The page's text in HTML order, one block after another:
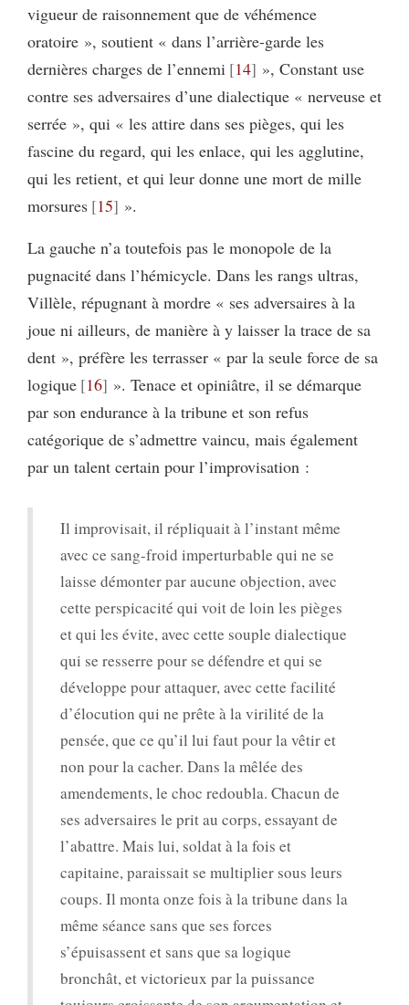
vigueur de raisonnement que de véhémence
oratoire », soutient « dans l’arrière-garde les
dernières charges de l’ennemi 14 », Constant use
contre ses adversaires d’une dialectique « nerveuse et
serrée », qui « les attire dans ses pièges, qui les
fascine du regard, qui les enlace, qui les agglutine,
qui les retient, et qui leur donne une mort de mille
morsures 15 ».
La gauche n’a toutefois pas le monopole de la
pugnacité dans l’hémicycle. Dans les rangs ultras,
Villèle, répugnant à mordre « ses adversaires à la
joue ni ailleurs, de manière à y laisser la trace de sa
dent », préfère les terrasser « par la seule force de sa
logique 16 ». Tenace et opiniâtre, il se démarque
par son endurance à la tribune et son refus
catégorique de s’admettre vaincu, mais également
par un talent certain pour l’improvisation :
Il improvisait, il répliquait à l’instant même
avec ce sang-froid imperturbable qui ne se
laisse démonter par aucune objection, avec
cette perspicacité qui voit de loin les pièges
et qui les évite, avec cette souple dialectique
qui se resserre pour se défendre et qui se
développe pour attaquer, avec cette facilité
d’élocution qui ne prête à la virilité de la
pensée, que ce qu’il lui faut pour la vêtir et
non pour la cacher. Dans la mêlée des
amendements, le choc redoubla. Chacun de
ses adversaires le prit au corps, essayant de
l’abattre. Mais lui, soldat à la fois et
capitaine, paraissait se multiplier sous leurs
coups. Il monta onze fois à la tribune dans la
même séance sans que ses forces
s’épuisassent et sans que sa logique
bronchât, et victorieux par la puissance